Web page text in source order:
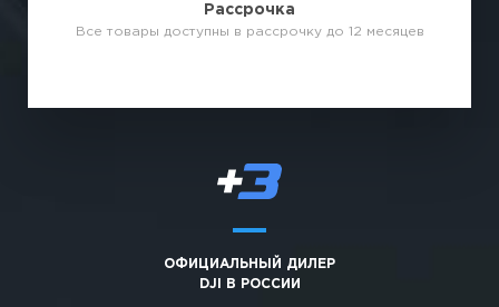
Рассрочка
Все товары доступны в рассрочку до 12 месяцев
ОФИЦИАЛЬНЫЙ ДИЛЕР
DJI В РОССИИ